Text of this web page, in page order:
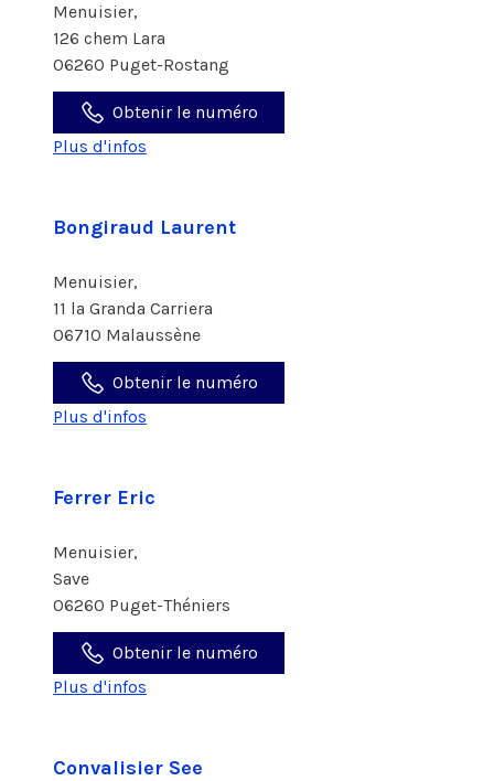
Menuisier,
126 chem Lara
06260 Puget-Rostang
Obtenir le numéro
Plus d'infos
Bongiraud Laurent
Menuisier,
11 la Granda Carriera
06710 Malaussène
Obtenir le numéro
Plus d'infos
Ferrer Eric
Menuisier,
Save
06260 Puget-Théniers
Obtenir le numéro
Plus d'infos
Convalisier See